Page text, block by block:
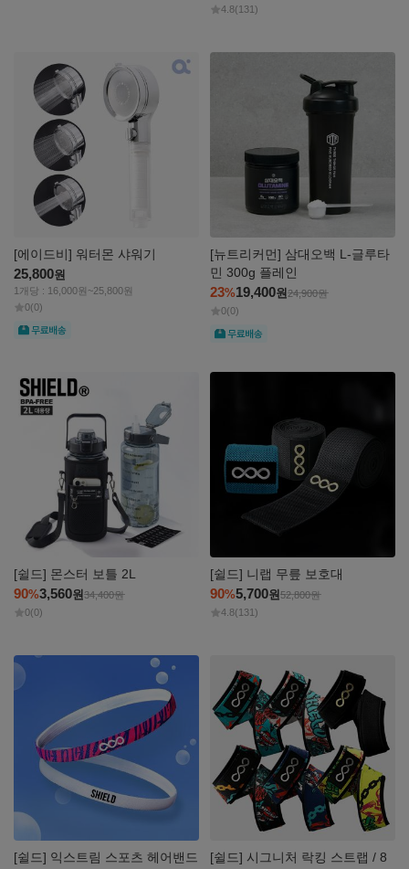
4.8(131)
[에이드비] 워터몬 샤워기
25,800원
1개당 : 16,000원~25,800원
0(0)
무료
보기
[뉴트리커먼] 삼대오백 L-글루타
민 300g 플레인
23%19,400원24,900원
0(0)
무료
[쉴드] 몬스터 보틀 2L
90%3,560원34,400원
0(0)
자세히
보기
[쉴드] 니랩 무릎 보호대
90%5,700원52,800원
4.8(131)
자세히
[쉴드] 익스트림 스포츠 헤어밴드
자세히
보기
[쉴드] 시그니처 락킹 스트랩 / 8
보기